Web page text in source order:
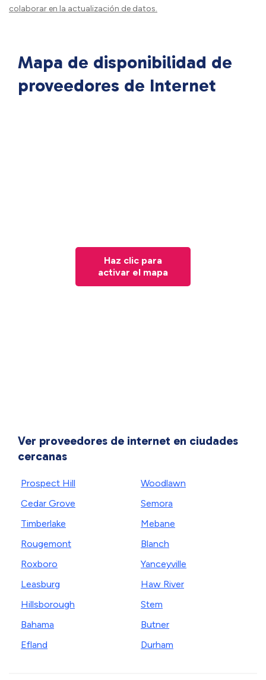
colaborar en la actualización de datos.
Mapa de disponibilidad de
proveedores de Internet
Haz clic para
activar el mapa
Ver proveedores de internet en ciudades
cercanas
Prospect Hill
Cedar Grove
Timberlake
Rougemont
Roxboro
Leasburg
Hillsborough
Bahama
Efland
Woodlawn
Semora
Mebane
Blanch
Yanceyville
Haw River
Stem
Butner
Durham